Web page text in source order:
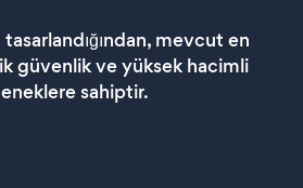
mevcut en
güvenlik ve yüksek hacimli
sahiptir.